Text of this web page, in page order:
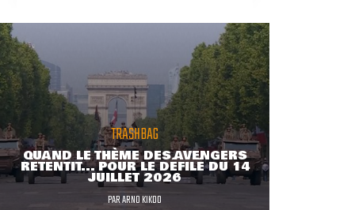
TRASHBAG
QUAND LE THÈME DES AVENGERS
RETENTIT... POUR LE DÉFILÉ DU 14
JUILLET 2026
PARARNO KIKOO